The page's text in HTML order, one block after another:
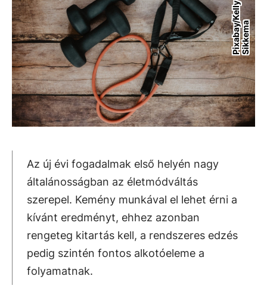
P
i
x
a
b
a
y/
K
e
l
l
y
S
i
k
k
e
ma
Az új évi fogadalmak első helyén nagy
általánosságban az életmódváltás
szerepel. Kemény munkával el lehet érni a
kívánt eredményt, ehhez azonban
rengeteg kitartás kell, a rendszeres edzés
pedig szintén fontos alkotóeleme a
folyamatnak.